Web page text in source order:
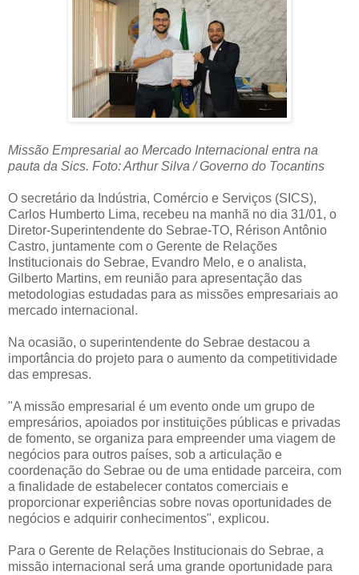
Missão Empresarial ao Mercado Internacional entra na
pauta da Sics. Foto: Arthur Silva / Governo do Tocantins
O secretário da Indústria, Comércio e Serviços (SICS),
Carlos Humberto Lima, recebeu na manhã no dia 31/01, o
Diretor-Superintendente do Sebrae-TO, Rérison Antônio
Castro, juntamente com o Gerente de Relações
Institucionais do Sebrae, Evandro Melo, e o analista,
Gilberto Martins, em reunião para apresentação das
metodologias estudadas para as missões empresariais ao
mercado internacional.
Na ocasião, o superintendente do Sebrae destacou a
importância do projeto para o aumento da competitividade
das empresas.
"A missão empresarial é um evento onde um grupo de
empresários, apoiados por instituições públicas e privadas
de fomento, se organiza para empreender uma viagem de
negócios para outros países, sob a articulação e
coordenação do Sebrae ou de uma entidade parceira, com
a finalidade de estabelecer contatos comerciais e
proporcionar experiências sobre novas oportunidades de
negócios e adquirir conhecimentos", explicou.
Para o Gerente de Relações Institucionais do Sebrae, a
missão internacional será uma grande oportunidade para